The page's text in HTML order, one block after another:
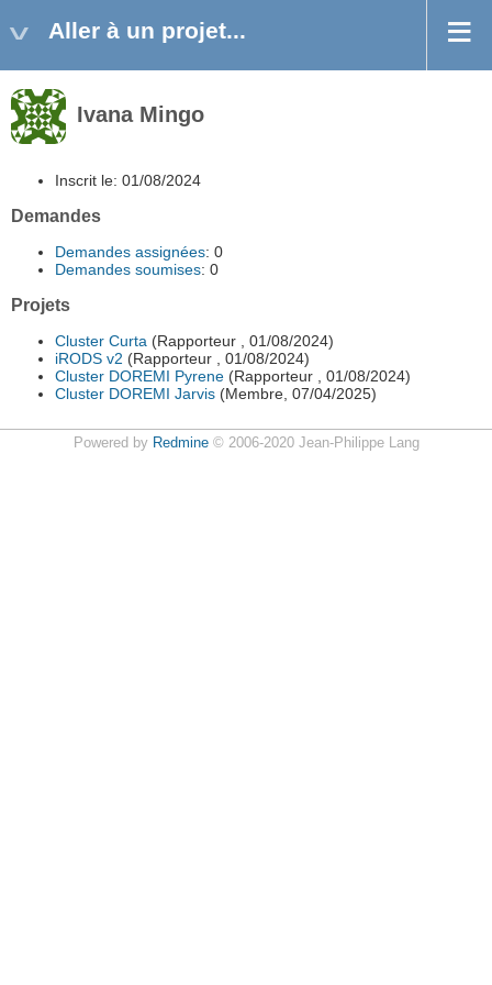
Aller à un projet...
Ivana Mingo
Inscrit le: 01/08/2024
Demandes
Demandes assignées: 0
Demandes soumises: 0
Projets
Cluster Curta (Rapporteur , 01/08/2024)
iRODS v2 (Rapporteur , 01/08/2024)
Cluster DOREMI Pyrene (Rapporteur , 01/08/2024)
Cluster DOREMI Jarvis (Membre, 07/04/2025)
Powered by Redmine© 2006-2020 Jean-Philippe Lang